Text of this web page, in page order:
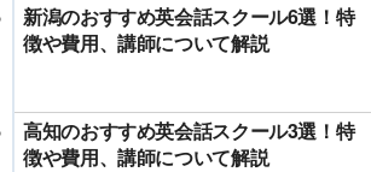
新潟のおすすめ英会話スクール6選！特
徴や費用、講師について解説
高知のおすすめ英会話スクール3選！特
徴や費用、講師について解説